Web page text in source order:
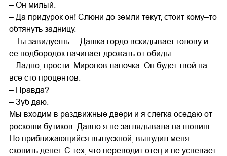
– Он милый.
– Да придурок он! Слюни до земли текут, стоит кому–то
обтянуть задницу.
– Ты завидуешь. – Дашка гордо вскидывает голову и
ее подбородок начинает дрожать от обиды.
– Ладно, прости. Миронов лапочка. Он будет твой на
все сто процентов.
– Правда?
– Зуб даю.
Мы входим в раздвижные двери и я слегка оседаю от
роскоши бутиков. Давно я не заглядывала на шопинг.
Но приближающийся выпускной, вынудил меня
скопить денег. С тех, что переводит отец и не успевает